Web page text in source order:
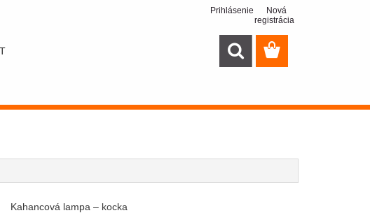
Prihlásenie
Nová
registrácia
Kahancová lampa – kocka